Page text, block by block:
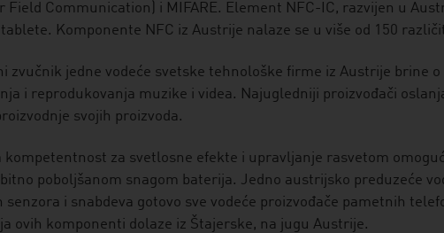
Field Communication) i MIFARE. Element NFC-IC, razvijen u
Komponente NFC iz Austrije nalaze se u više od 150
zvučnik jedne vodeće svetske tehnološke firme iz Austrije brine
i reprodukovanja muzike i videa. Najugledniji proizvođači
svojih proizvoda.
kompetentnost za svetlosne efekte i upravljanje rasvetom
poboljšanom snagom baterija. Jedno austrijsko preduzeće
senzora i snabdeva gotovo sve vodeće proizvođače pametnih
ovih komponenti dolaze iz Štajerske, na jugu Austrije.